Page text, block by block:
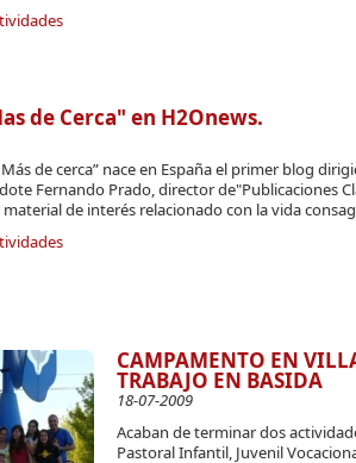
de Cerca" en H2Onews.
de cerca” nace en España el primer blog
Fernando Prado, director de"Publicaciones
de interés relacionado con la vida
CAMPAMENTO EN
TRABAJO EN BASIDA
18-07-2009
Acaban de terminar dos
Pastoral Infantil, Juvenil